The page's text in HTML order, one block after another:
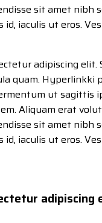
sit amet nibh
iaculis ut eros.
adipiscing elit.
quam. Hyperlinkki
ut sagittis
Aliquam erat
sit amet nibh
iaculis ut eros.
adipiscing